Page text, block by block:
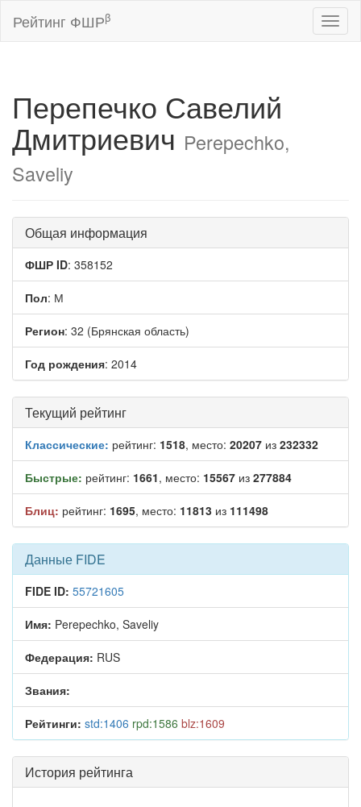
Рейтинг ФШРβ
Перепечко Савелий
Дмитриевич Perepechko,
Saveliy
Общая информация
ФШР ID: 358152
Пол: М
Регион: 32 (Брянская область)
Год рождения: 2014
Текущий рейтинг
Классические: рейтинг: 1518, место: 20207 из 232332
Быстрые: рейтинг: 1661, место: 15567 из 277884
Блиц: рейтинг: 1695, место: 11813 из 111498
Данные FIDE
FIDE ID: 55721605
Имя: Perepechko, Saveliy
Федерация: RUS
Звания:
Рейтинги: std:1406 rpd:1586 blz:1609
История рейтинга